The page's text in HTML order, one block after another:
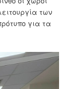
των
για τα